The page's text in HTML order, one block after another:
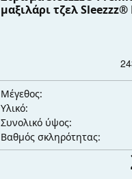
μαξιλάρι τζελ
Μέγεθος:
Υλικό:
Συνολικό ύψος:
Βαθμός σκληρότητας: